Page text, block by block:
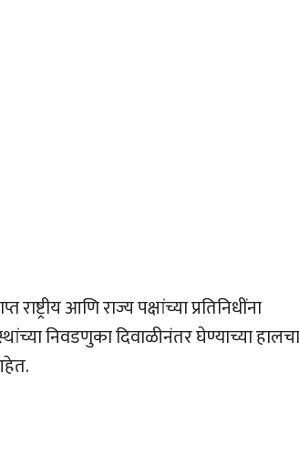
आणि राज्य पक्षांच्या प्रतिनिधींना
निवडणुका दिवाळीनंतर घेण्याच्या